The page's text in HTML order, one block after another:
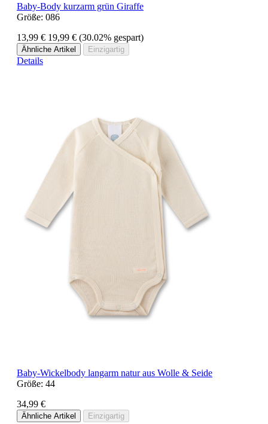
Baby-Body kurzarm grün Giraffe
Größe: 086
13,99 € 19,99 € (30.02% gespart)
Ähnliche Artikel Einzigartig
Details
Baby-Wickelbody langarm natur aus Wolle & Seide
Größe: 44
34,99 €
Ähnliche Artikel Einzigartig